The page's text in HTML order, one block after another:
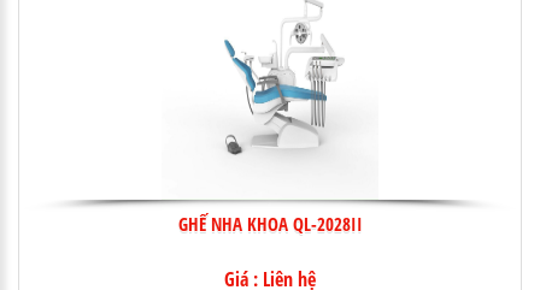
GHẾ NHA KHOA QL-2028II
Giá : Liên hệ